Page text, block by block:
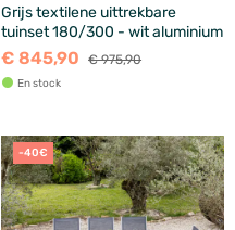
Grijs textilene uittrekbare
tuinset 180/300 - wit aluminium
€ 845,90 € 975,90
En stock
-40€